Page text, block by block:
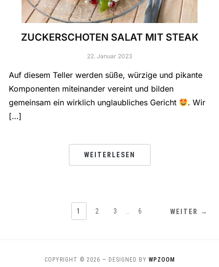
ZUCKERSCHOTEN SALAT MIT STEAK
22. Januar 2023
Auf diesem Teller werden süße, würzige und pikante
Komponenten miteinander vereint und bilden
gemeinsam ein wirklich unglaubliches Gericht
. Wir
[…]
WEITERLESEN
1 2 3 6 WEITER →
COPYRIGHT © 2026 — DESIGNED BY WPZOOM